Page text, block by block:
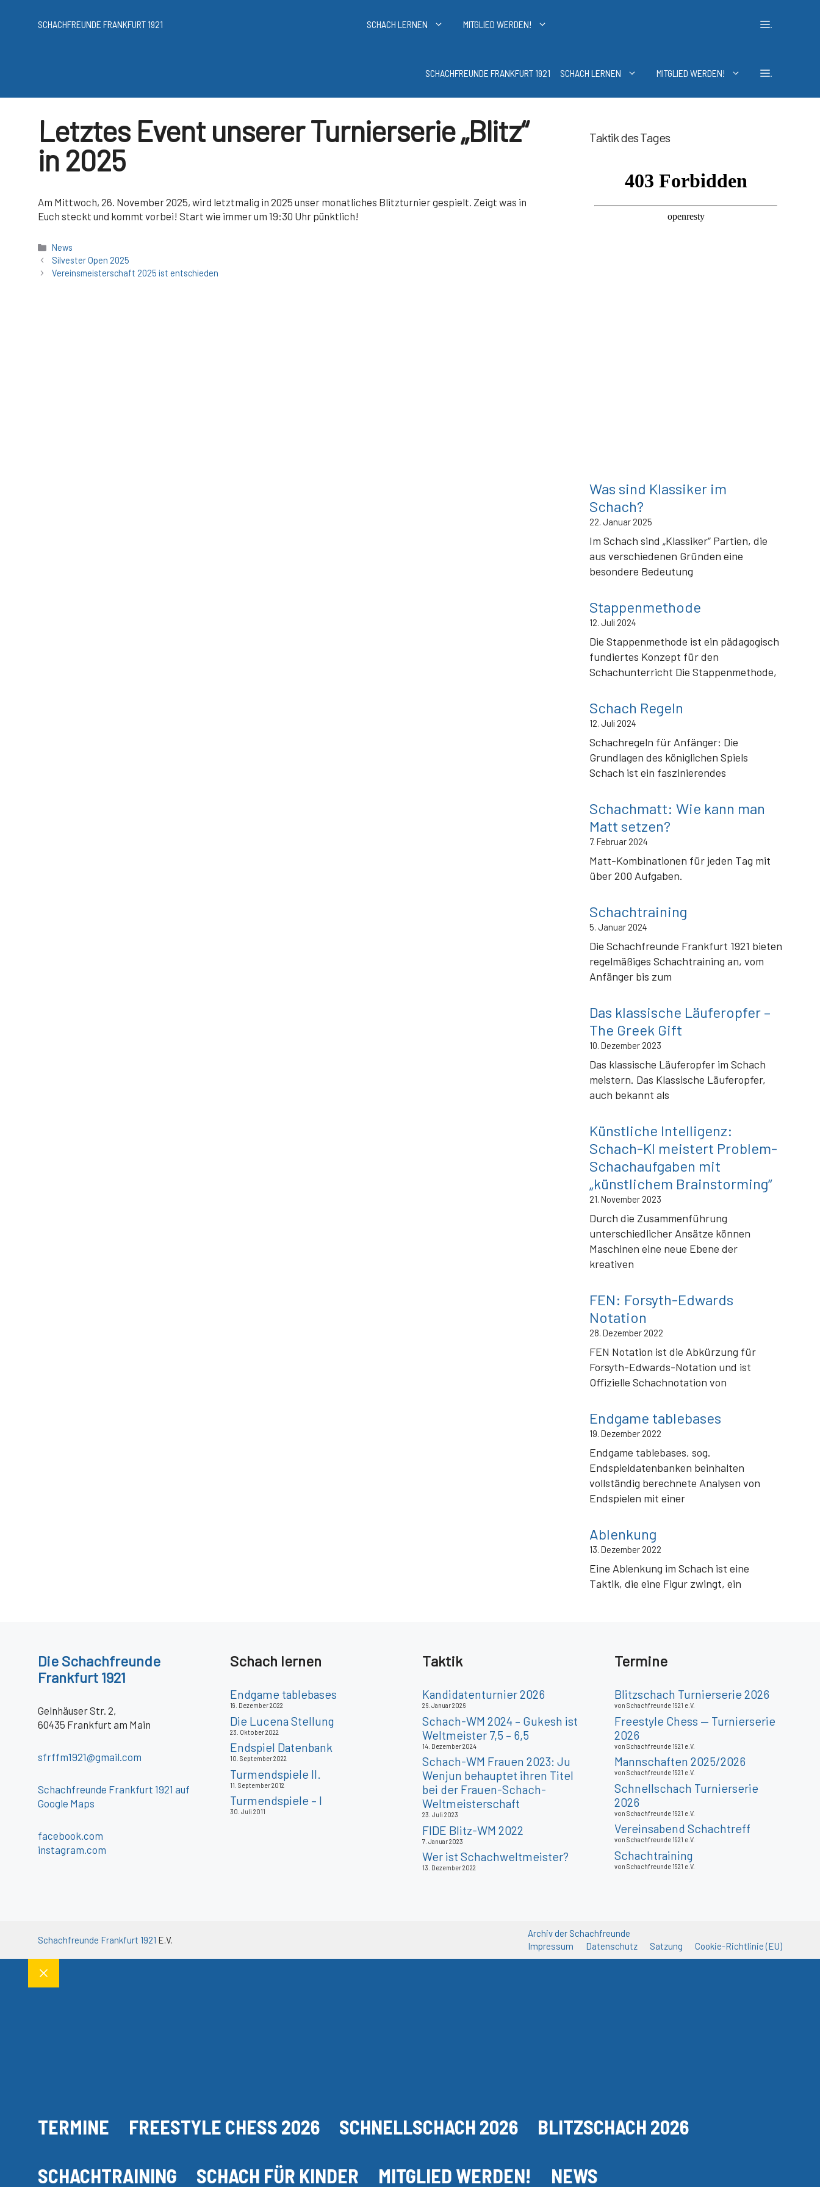
SCHACHFREUNDE FRANKFURT 1921 SCHACH LERNEN MITGLIED WERDEN! .
SCHACHFREUNDE FRANKFURT 1921 SCHACH LERNEN MITGLIED WERDEN! .
Letztes Event unserer Turnierserie „Blitz“
in 2025
Am Mittwoch, 26. November 2025, wird letztmalig in 2025 unser monatliches Blitzturnier gespielt. Zeigt was in
Euch steckt und kommt vorbei! Start wie immer um 19:30 Uhr pünktlich!
Kategorien
News
Silvester Open 2025
Vereinsmeisterschaft 2025 ist entschieden
Taktik des Tages
Was sind Klassiker im
Schach?
22. Januar 2025
Im Schach sind „Klassiker“ Partien, die
aus verschiedenen Gründen eine
besondere Bedeutung
Stappenmethode
12. Juli 2024
Die Stappenmethode ist ein pädagogisch
fundiertes Konzept für den
Schachunterricht Die Stappenmethode,
Schach Regeln
12. Juli 2024
Schachregeln für Anfänger: Die
Grundlagen des königlichen Spiels
Schach ist ein faszinierendes
Schachmatt: Wie kann man
Matt setzen?
7. Februar 2024
Matt-Kombinationen für jeden Tag mit
über 200 Aufgaben.
Schachtraining
5. Januar 2024
Die Schachfreunde Frankfurt 1921 bieten
regelmäßiges Schachtraining an, vom
Anfänger bis zum
Das klassische Läuferopfer –
The Greek Gift
10. Dezember 2023
Das klassische Läuferopfer im Schach
meistern. Das Klassische Läuferopfer,
auch bekannt als
Künstliche Intelligenz:
Schach-KI meistert Problem-
Schachaufgaben mit
„künstlichem Brainstorming“
21. November 2023
Durch die Zusammenführung
unterschiedlicher Ansätze können
Maschinen eine neue Ebene der
kreativen
FEN: Forsyth-Edwards
Notation
28. Dezember 2022
FEN Notation ist die Abkürzung für
Forsyth-Edwards-Notation und ist
Offizielle Schachnotation von
Endgame tablebases
19. Dezember 2022
Endgame tablebases, sog.
Endspieldatenbanken beinhalten
vollständig berechnete Analysen von
Endspielen mit einer
Ablenkung
13. Dezember 2022
Eine Ablenkung im Schach ist eine
Taktik, die eine Figur zwingt, ein
Die Schachfreunde
Frankfurt 1921
Gelnhäuser Str. 2,
60435 Frankfurt am Main
sfrffm1921@gmail.com
Schachfreunde Frankfurt 1921 auf
Google Maps
facebook.com
instagram.com
Schach lernen
Endgame tablebases
19. Dezember 2022
Die Lucena Stellung
23. Oktober 2022
Endspiel Datenbank
10. September 2022
Turmendspiele II.
11. September 2012
Turmendspiele – I
30. Juli 2011
Taktik
Kandidatenturnier 2026
26. Januar 2026
Schach-WM 2024 – Gukesh ist
Weltmeister 7,5 – 6,5
14. Dezember 2024
Schach-WM Frauen 2023: Ju
Wenjun behauptet ihren Titel
bei der Frauen-Schach-
Weltmeisterschaft
23. Juli 2023
FIDE Blitz-WM 2022
7. Januar 2023
Wer ist Schachweltmeister?
13. Dezember 2022
Termine
Blitzschach Turnierserie 2026
von Schachfreunde 1921 e.V.
Freestyle Chess — Turnierserie
2026
von Schachfreunde 1921 e.V.
Mannschaften 2025/2026
von Schachfreunde 1921 e.V.
Schnellschach Turnierserie
2026
von Schachfreunde 1921 e.V.
Vereinsabend Schachtreff
von Schachfreunde 1921 e.V.
Schachtraining
von Schachfreunde 1921 e.V.
Archiv der Schachfreunde
Impressum
Datenschutz Satzung Cookie-Richtlinie (EU)
Schachfreunde Frankfurt 1921 E.V.
Schließen
TERMINE FREESTYLE CHESS 2026 SCHNELLSCHACH 2026 BLITZSCHACH 2026
SCHACHTRAINING SCHACH FÜR KINDER MITGLIED WERDEN! NEWS